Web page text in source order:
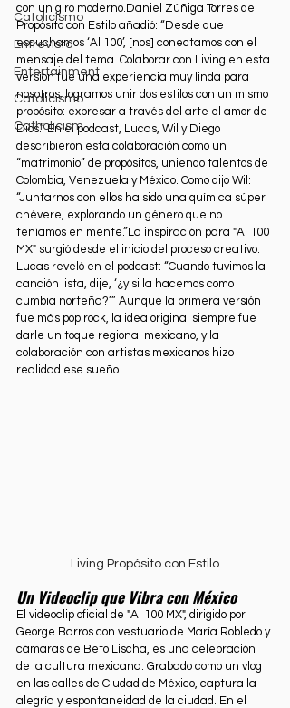
Catolicismo
Entrevista
Entertainment
Catolicismo
Catholicism
con un giro moderno.Daniel Zúñiga Torres de
Propósito con Estilo añadió: “Desde que
escuchamos ‘Al 100’, [nos] conectamos con el
mensaje del tema. Colaborar con Living en esta
versión fue una experiencia muy linda para
nosotros; logramos unir dos estilos con un mismo
propósito: expresar a través del arte el amor de
Dios.” En el podcast, Lucas, Wil y Diego
describieron esta colaboración como un
“matrimonio” de propósitos, uniendo talentos de
Colombia, Venezuela y México. Como dijo Wil:
“Juntarnos con ellos ha sido una química súper
chévere, explorando un género que no
teníamos en mente.”La inspiración para "Al 100
MX" surgió desde el inicio del proceso creativo.
Lucas reveló en el podcast: “Cuando tuvimos la
canción lista, dije, ‘¿y si la hacemos como
cumbia norteña?’” Aunque la primera versión
fue más pop rock, la idea original siempre fue
darle un toque regional mexicano, y la
colaboración con artistas mexicanos hizo
realidad ese sueño.
Living Propósito con Estilo
Un Videoclip que Vibra con México
El videoclip oficial de "Al 100 MX", dirigido por
George Barros con vestuario de María Robledo y
cámaras de Beto Lischa, es una celebración
de la cultura mexicana. Grabado como un vlog
en las calles de Ciudad de México, captura la
alegría y espontaneidad de la ciudad. En el